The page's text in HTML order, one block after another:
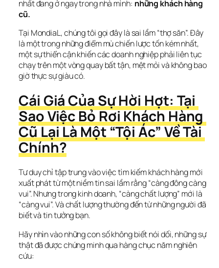
nhất đang ở ngay trong nhà mình: những khách hàng
cũ.
Tại MondiaL, chúng tôi gọi đây là sai lầm “thợ săn”. Đây
là một trong những điểm mù chiến lược tốn kém nhất,
một sự thiển cận khiến các doanh nghiệp phải liên tục
chạy trên một vòng quay bất tận, mệt mỏi và không bao
giờ thực sự giàu có.
Cái Giá Của Sự Hời Hợt: Tại
Sao Việc Bỏ Rơi Khách Hàng
Cũ Lại Là Một “Tội Ác” Về Tài
Chính?
Tư duy chỉ tập trung vào việc tìm kiếm khách hàng mới
xuất phát từ một niềm tin sai lầm rằng “càng đông càng
vui”. Nhưng trong kinh doanh, “càng chất lượng” mới là
“càng vui”. Và chất lượng thường đến từ những người đã
biết và tin tưởng bạn.
Hãy nhìn vào những con số không biết nói dối, những sự
thật đã được chứng minh qua hàng chục năm nghiên
cứu: